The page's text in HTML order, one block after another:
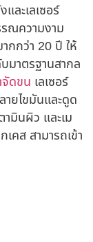
ละเลเซอร์
ณความงาม
กกว่า 20 ปี ให้
มาตรฐานสากล
จัดขน เลเซอร์
ายไขมันและดูด
มินผิว และเม
คส สามารถเข้า